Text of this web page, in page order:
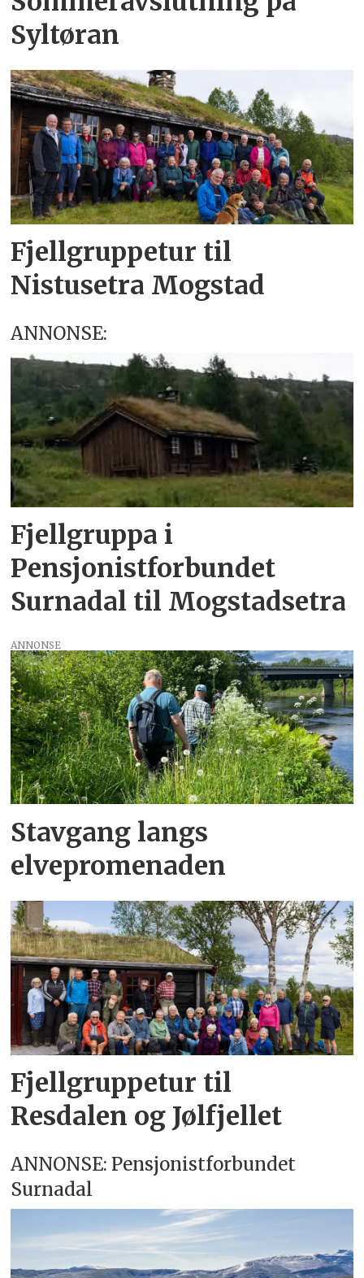
Syltøran
Fjellgruppetur til
Nistusetra Mogstad
ANNONSE:
Fjellgruppa i
Pensjonistforbundet
Surnadal til Mogstadsetra
ANNONSE
Stavgang langs
elvepromenaden
Fjellgruppetur til
Resdalen og Jølfjellet
ANNONSE: Pensjonistforbundet
Surnadal